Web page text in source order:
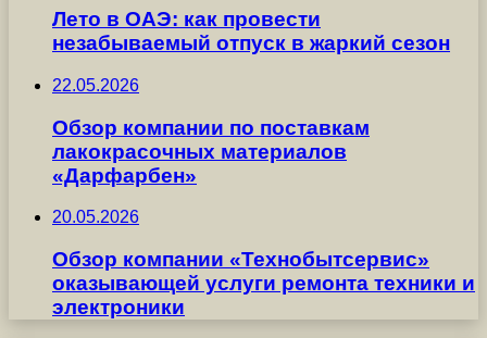
Лето в ОАЭ: как провести
незабываемый отпуск в жаркий сезон
22.05.2026
Обзор компании по поставкам
лакокрасочных материалов
«Дарфарбен»
20.05.2026
Обзор компании «Технобытсервис»
оказывающей услуги ремонта техники и
электроники